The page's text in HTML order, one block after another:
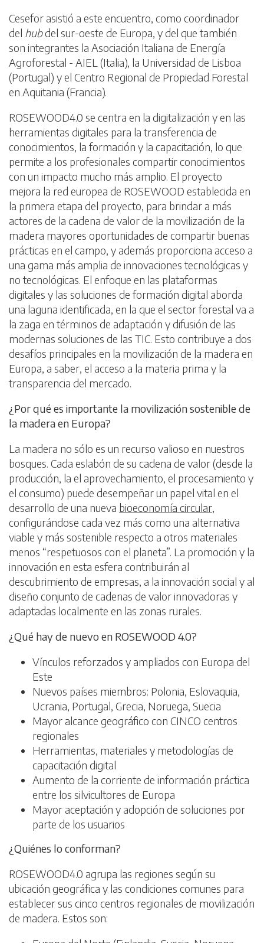
Cesefor asistió a este encuentro, como coordinador
del hubdel sur-oeste de Europa, y del que también
son integrantes la Asociación Italiana de Energía
Agroforestal - AIEL (Italia), la Universidad de Lisboa
(Portugal) y el Centro Regional de Propiedad Forestal
en Aquitania (Francia).
ROSEWOOD4.0 se centra en la digitalización y en las
herramientas digitales para la transferencia de
conocimientos, la formación y la capacitación, lo que
permite a los profesionales compartir conocimientos
con un impacto mucho más amplio. El proyecto
mejora la red europea de ROSEWOOD establecida en
la primera etapa del proyecto, para brindar a más
actores de la cadena de valor de la movilización de la
madera mayores oportunidades de compartir buenas
prácticas en el campo, y además proporciona acceso a
una gama más amplia de innovaciones tecnológicas y
no tecnológicas. El enfoque en las plataformas
digitales y las soluciones de formación digital aborda
una laguna identificada, en la que el sector forestal va a
la zaga en términos de adaptación y difusión de las
modernas soluciones de las TIC. Esto contribuye a dos
desafíos principales en la movilización de la madera en
Europa, a saber, el acceso a la materia prima y la
transparencia del mercado.
¿Por qué es importante la movilización sostenible de
la madera en Europa?
La madera no sólo es un recurso valioso en nuestros
bosques. Cada eslabón de su cadena de valor (desde la
producción, la el aprovechamiento, el procesamiento y
el consumo) puede desempeñar un papel vital en el
desarrollo de una nueva bioeconomía circular,
configurándose cada vez más como una alternativa
viable y más sostenible respecto a otros materiales
menos “respetuosos con el planeta”. La promoción y la
innovación en esta esfera contribuirán al
descubrimiento de empresas, a la innovación social y al
diseño conjunto de cadenas de valor innovadoras y
adaptadas localmente en las zonas rurales.
¿Qué hay de nuevo en ROSEWOOD 4.0?
Vínculos reforzados y ampliados con Europa del
Este
Nuevos países miembros: Polonia, Eslovaquia,
Ucrania, Portugal, Grecia, Noruega, Suecia
Mayor alcance geográfico con CINCO centros
regionales
Herramientas, materiales y metodologías de
capacitación digital
Aumento de la corriente de información práctica
entre los silvicultores de Europa
Mayor aceptación y adopción de soluciones por
parte de los usuarios
¿Quiénes lo conforman?
ROSEWOOD4.0 agrupa las regiones según su
ubicación geográfica y las condiciones comunes para
establecer sus cinco centros regionales de movilización
de madera. Estos son: